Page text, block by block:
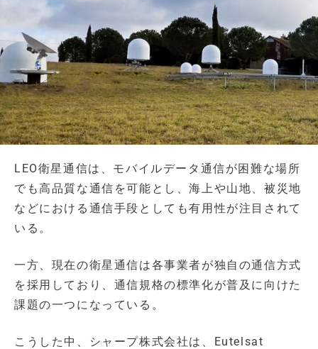
LEO衛星通信は、モバイルデータ通信が困難な場所
でも高品質な通信を可能とし、海上や山地、被災地
などにおける通信手段としても有用性が注目されて
いる。
一方、現在の衛星通信は各事業者が独自の通信方式
を採用しており、通信規格の標準化が普及に向けた
課題の一つになっている。
こうした中、シャープ株式会社は、Eutelsat